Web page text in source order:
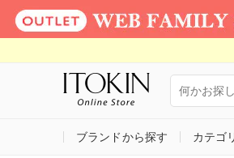
ブランドから探す カテゴ